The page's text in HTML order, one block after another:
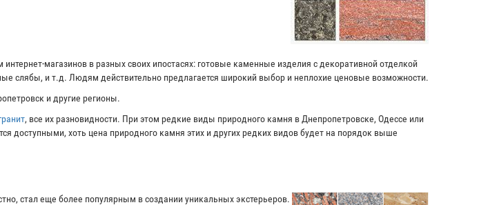
магазинов в разных своих ипостасях: готовые каменные изделия с декоративной отделкой
слябы, и т.д. Людям действительно предлагается широкий выбор и неплохие ценовые возможности.
и другие регионы.
, все их разновидности. При этом редкие виды природного камня в Днепропетровске, Одессе или
доступными, хоть цена природного камня этих и других редких видов будет на порядок выше
стал еще более популярным в создании уникальных экстерьеров.